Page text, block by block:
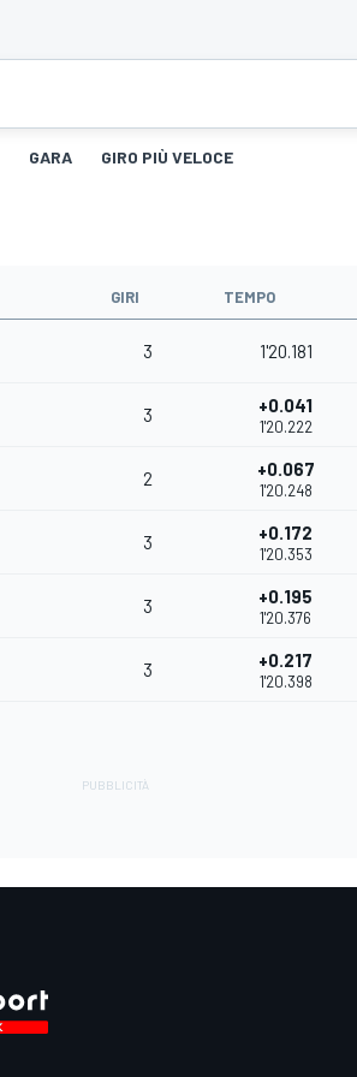
GARA GIRO PIÙ VELOCE
GIRI TEMPO
3 1'20.181
3 +0.041
1'20.222
2 +0.067
1'20.248
3 +0.172
1'20.353
3 +0.195
1'20.376
3 +0.217
1'20.398